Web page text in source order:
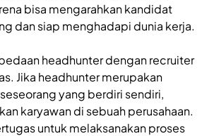
bisa mengarahkan kandidat
dan siap menghadapi dunia kerja.
headhunter dengan recruiter
Jika headhunter merupakan
yang berdiri sendiri,
karyawan di sebuah perusahaan.
untuk melaksanakan proses